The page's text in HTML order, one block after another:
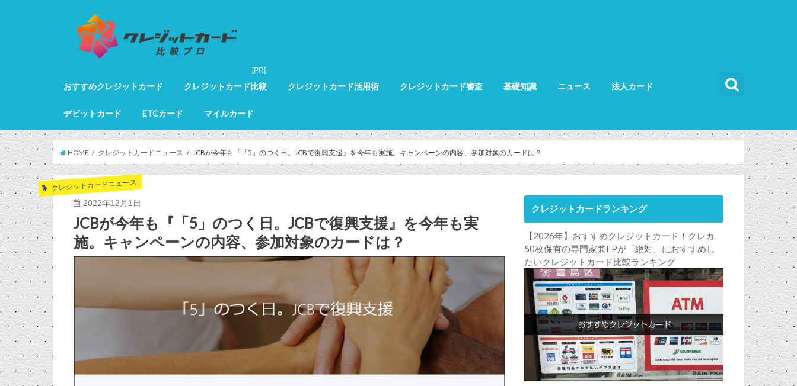
おすすめクレジットカード
クレジットカード全カードランキング
クレジットカードランキング
ゴールドカードランキング
プラチナカードランキング
ブラックカードランキング
クレジットカード比較
クレジットカード詳細
クレジットカード活用術 クレジットカード審査 基礎知識 ニュース 法人カード
デビットカード
デビットカード比較
デビットカードランキング
ETCカード マイルカード
マイルカードランキング
HOME クレジットカードニュース JCBが今年も『「5」のつく日。JCBで復興支援』を今年も実施。キャンペーンの内容、参加対象のカードは？
クレジットカードニュース
2022年12月1日
JCBが今年も『「5」のつく日。JCBで復興支援』を今年も実
施。キャンペーンの内容、参加対象のカードは？
クレジットカードランキング
【2026年】おすすめクレジットカード！クレカ
50枚保有の専門家兼FPが「絶対」におすすめし
たいクレジットカード比較ランキング